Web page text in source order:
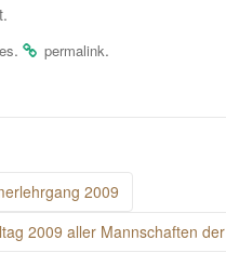
. permalink.
2009
2009 aller Mannschaften